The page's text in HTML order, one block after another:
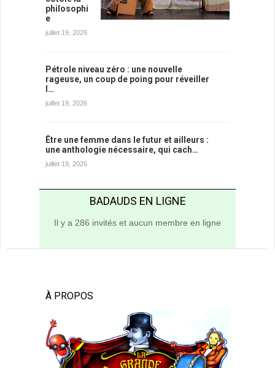
philosophi
e
juillet 19, 2026
Pétrole niveau zéro : une nouvelle
rageuse, un coup de poing pour réveiller
l…
juillet 19, 2026
Être une femme dans le futur et ailleurs :
une anthologie nécessaire, qui cach…
juillet 19, 2026
BADAUDS EN LIGNE
Il y a 286 invités et aucun membre en ligne
À PROPOS